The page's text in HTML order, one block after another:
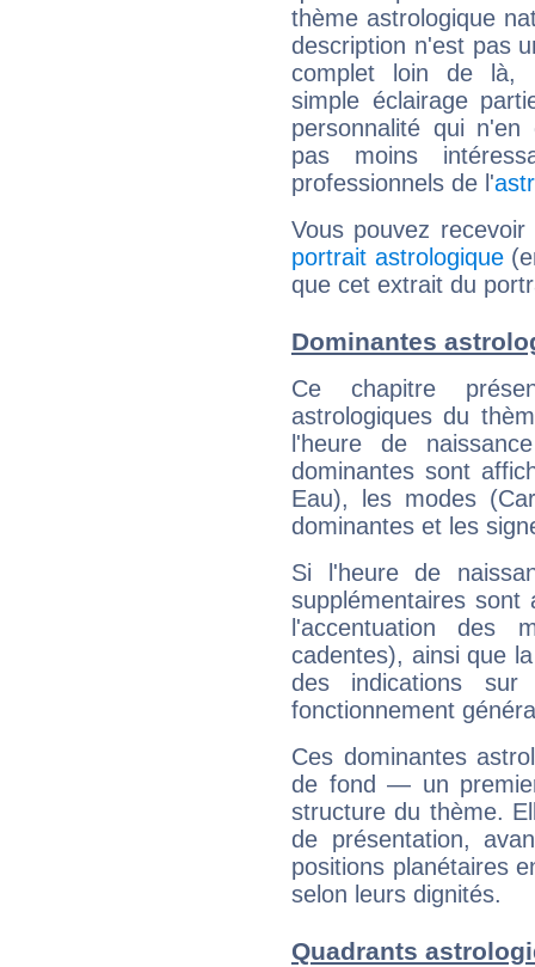
thème astrologique
description n'est pas
complet loin de là,
simple éclairage
personnalité qui n'en
pas moins
professionnels de l'
Vous pouvez
portrait astrologique
que cet extrait du
Dominantes
Ce chapitre
astrologiques du
l'heure de
dominantes sont
Eau), les modes
dominantes et les
Si l'heure de
supplémentaires sont
l'accentuation des
cadentes), ainsi que
des indications sur
fonctionnement
Ces dominantes
de fond — un
structure du thème.
de présentation,
positions planétaires
selon leurs dignités.
Quadrants